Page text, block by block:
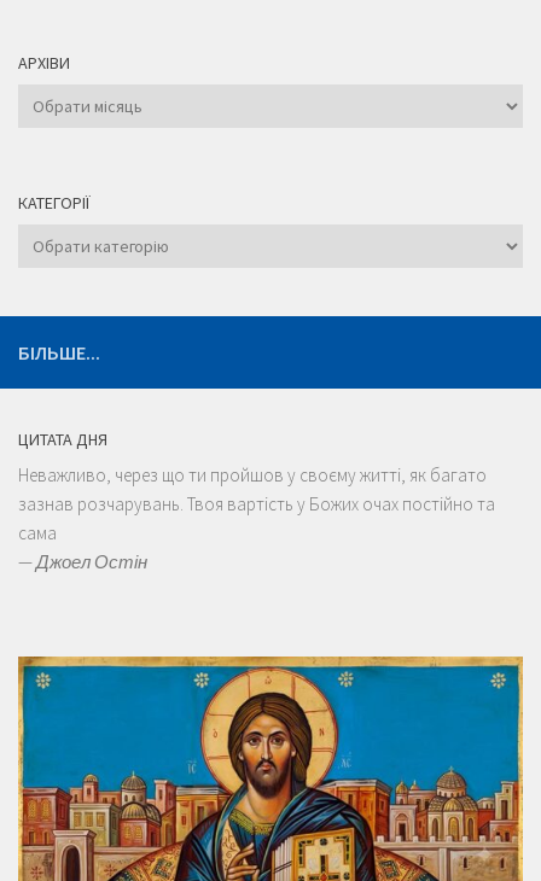
АРХІВИ
Архіви
КАТЕГОРІЇ
Категорії
БІЛЬШЕ...
ЦИТАТА ДНЯ
Неважливо, через що ти пройшов у своєму житті, як багато
зазнав розчарувань. Твоя вартість у Божих очах постійно та
сама
—Джоел Остін